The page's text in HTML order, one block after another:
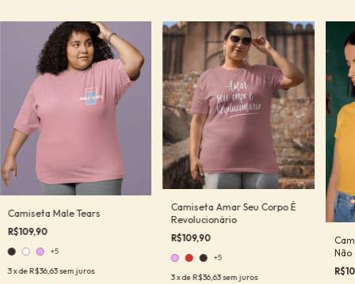
Camiseta Male Tears
R$109,90
+5
3x deR$36,63sem juros
Camiseta Amar Seu Corpo É
Revolucionário
R$109,90
+5
3x deR$36,63sem juros
Não